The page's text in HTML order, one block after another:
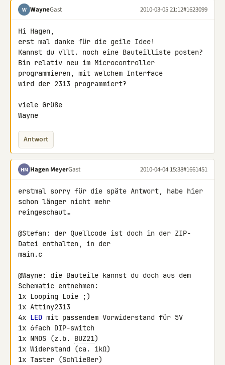
W WayneGast 2010-03-05 21:12#1623099
Hi Hagen,
erst mal danke für die geile Idee!
Kannst du vllt. noch eine Bauteilliste posten?
Bin relativ neu im Microcontroller
programmieren, mit welchem Interface
wird der 2313 programmiert?
viele Grüße
Wayne
Antwort
HM Hagen MeyerGast 2010-04-04 15:38#1661451
erstmal sorry für die späte Antwort, habe hier
schon länger nicht mehr
reingeschaut…
@Stefan: der Quellcode ist doch in der ZIP-
Datei enthalten, in der
main.c
@Wayne: die Bauteile kannst du doch aus dem
Schematic entnehmen:
1x Looping Loie ;)
1x Attiny2313
4x LED mit passendem Vorwiderstand für 5V
1x 6fach DIP-switch
1x NMOS (z.b. BUZ21)
1x Widerstand (ca. 1kΩ)
1x Taster (Schließer)